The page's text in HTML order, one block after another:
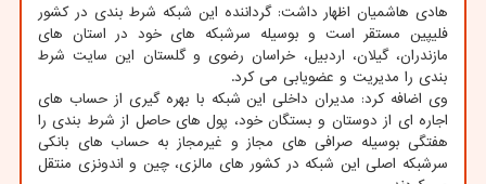
هادی هاشمیان اظهار داشت: گرداننده این شبکه شرط بندی در کشور
فلیپین مستقر است و بوسیله سرشبکه های خود در استان های
مازندران، گیلان، اردبیل، خراسان رضوی و گلستان این سایت شرط
بندی را مدیریت و عضویابی می کرد.
وی اضافه کرد: مدیران داخلی این شبکه با بهره گیری از حساب های
اجاره ای از دوستان و بستگان خود، پول های حاصل از شرط بندی را
هفتگی بوسیله صرافی های مجاز و غیرمجاز به حساب های بانکی
سرشبکه اصلی این شبکه در کشور های مالزی، چین و اندونزی منتقل